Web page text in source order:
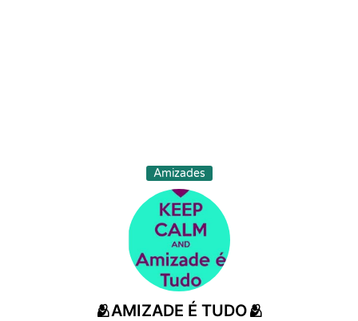
Amizades
🫂AMIZADE É TUDO🫂